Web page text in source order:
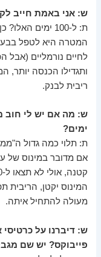
ש: אני באמת חייב
ת: ל-100 ימים
המטרה היא לטפל
לחיים נורמליים (אבל
ותגדילו הכנסה יותר,
ריבית לבנק.
ימים?
ת: תלוי כמה גדול
אם מדובר במינוס של
המינוס יקטן, הריבית
מעולה להתחיל איתה.
ש: דיברנו על
פייבוקס? יש שם